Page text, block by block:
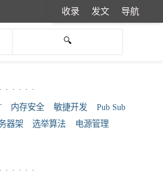
收录 发文 导航
内存安全 敏捷开发
Pub Sub
器架 选举算法
电源管理